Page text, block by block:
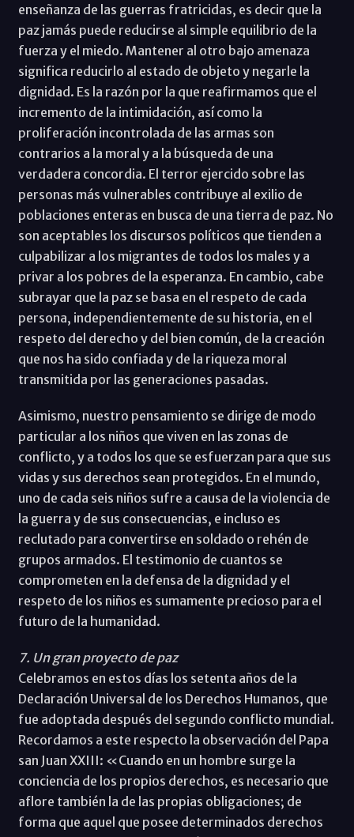
enseñanza de las guerras fratricidas, es decir que la
paz jamás puede reducirse al simple equilibrio de la
fuerza y el miedo. Mantener al otro bajo amenaza
significa reducirlo al estado de objeto y negarle la
dignidad. Es la razón por la que reafirmamos que el
incremento de la intimidación, así como la
proliferación incontrolada de las armas son
contrarios a la moral y a la búsqueda de una
verdadera concordia. El terror ejercido sobre las
personas más vulnerables contribuye al exilio de
poblaciones enteras en busca de una tierra de paz. No
son aceptables los discursos políticos que tienden a
culpabilizar a los migrantes de todos los males y a
privar a los pobres de la esperanza. En cambio, cabe
subrayar que la paz se basa en el respeto de cada
persona, independientemente de su historia, en el
respeto del derecho y del bien común, de la creación
que nos ha sido confiada y de la riqueza moral
transmitida por las generaciones pasadas.
Asimismo, nuestro pensamiento se dirige de modo
particular a los niños que viven en las zonas de
conflicto, y a todos los que se esfuerzan para que sus
vidas y sus derechos sean protegidos. En el mundo,
uno de cada seis niños sufre a causa de la violencia de
la guerra y de sus consecuencias, e incluso es
reclutado para convertirse en soldado o rehén de
grupos armados. El testimonio de cuantos se
comprometen en la defensa de la dignidad y el
respeto de los niños es sumamente precioso para el
futuro de la humanidad.
7. Un gran proyecto de paz
Celebramos en estos días los setenta años de la
Declaración Universal de los Derechos Humanos, que
fue adoptada después del segundo conflicto mundial.
Recordamos a este respecto la observación del Papa
san Juan XXIII: «Cuando en un hombre surge la
conciencia de los propios derechos, es necesario que
aflore también la de las propias obligaciones; de
forma que aquel que posee determinados derechos